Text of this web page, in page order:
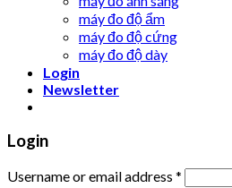
máy đo độ ẩm
máy đo độ cứng
máy đo độ dày
Login
Newsletter
Login
Username or email address *